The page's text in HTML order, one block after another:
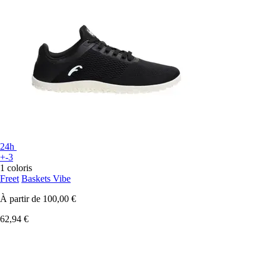
24h
+-3
1 coloris
Freet Baskets Vibe
À partir de 100,00 €
62,94 €